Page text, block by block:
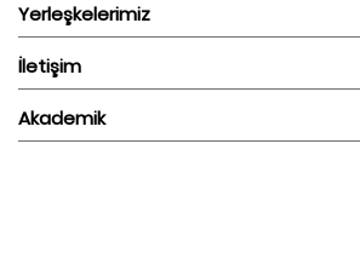
Yerleşkelerimiz
İletişim
Akademik